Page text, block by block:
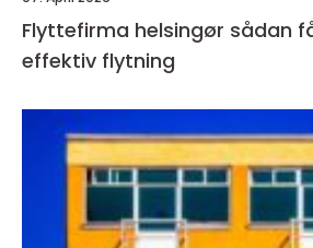
Flyttefirma helsingør sådan får du en tryg og
effektiv flytning